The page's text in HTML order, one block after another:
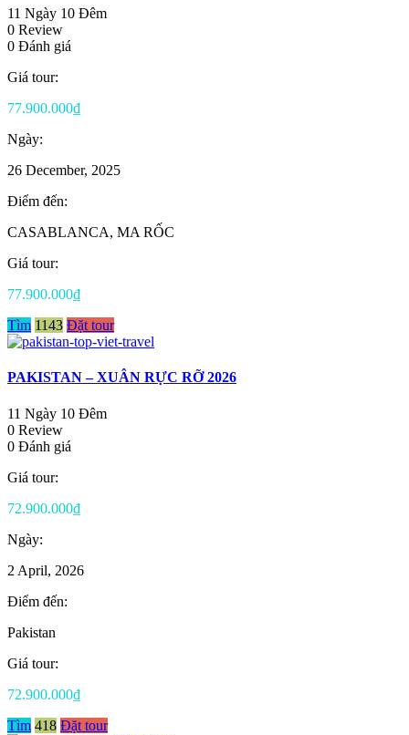
11 Ngày 10 Đêm
0 Review
0 Đánh giá
Giá tour:
77.900.000₫
Ngày:
26 December, 2025
Điểm đến:
CASABLANCA, MA RỐC
Giá tour:
77.900.000₫
Tìm 1143 Đặt tour
PAKISTAN – XUÂN RỰC RỠ 2026
11 Ngày 10 Đêm
0 Review
0 Đánh giá
Giá tour:
72.900.000₫
Ngày:
2 April, 2026
Điểm đến:
Pakistan
Giá tour:
72.900.000₫
Tìm 418 Đặt tour